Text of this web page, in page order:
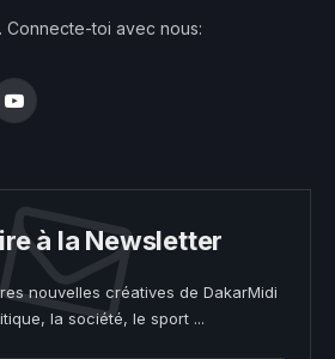
Connecte-toi avec nous:
YouTube
à la Newsletter
nouvelles créatives de DakarMidi
la société, le sport ...